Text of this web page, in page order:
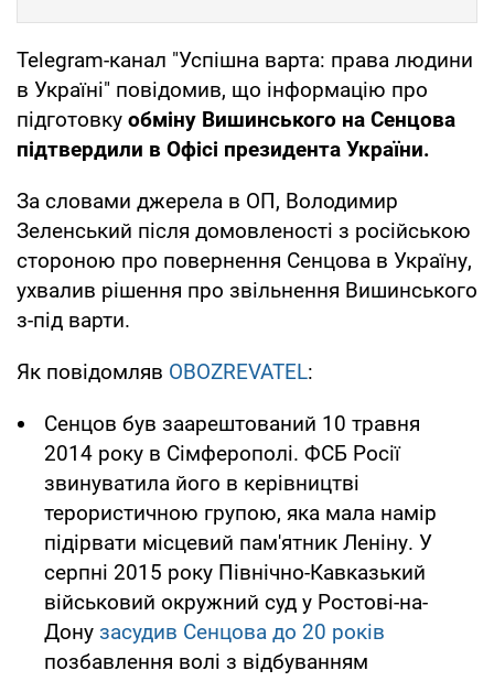
Telegram-канал "Успішна варта: права людини
в Україні" повідомив, що інформацію про
підготовку обміну Вишинського на Сенцова
підтвердили в Офісі президента України.
За словами джерела в ОП, Володимир
Зеленський після домовленості з російською
стороною про повернення Сенцова в Україну,
ухвалив рішення про звільнення Вишинського
з-під варти.
Як повідомляв OBOZREVATEL:
Сенцов був заарештований 10 травня
2014 року в Сімферополі. ФСБ Росії
звинуватила його в керівництві
терористичною групою, яка мала намір
підірвати місцевий пам'ятник Леніну. У
серпні 2015 року Північно-Кавказький
військовий окружний суд у Ростові-на-
Дону засудив Сенцова до 20 років
позбавлення волі з відбуванням